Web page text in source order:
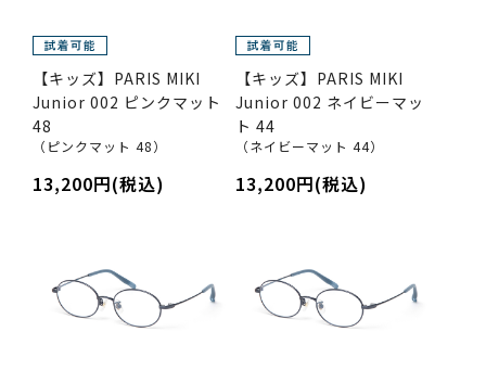
【キッズ】PARIS MIKI
Junior 002 ピンクマット
48
（ピンクマット 48）
13,200円(税込)
【キッズ】PARIS MIKI
Junior 002 ネイビーマッ
ト 44
（ネイビーマット 44）
13,200円(税込)